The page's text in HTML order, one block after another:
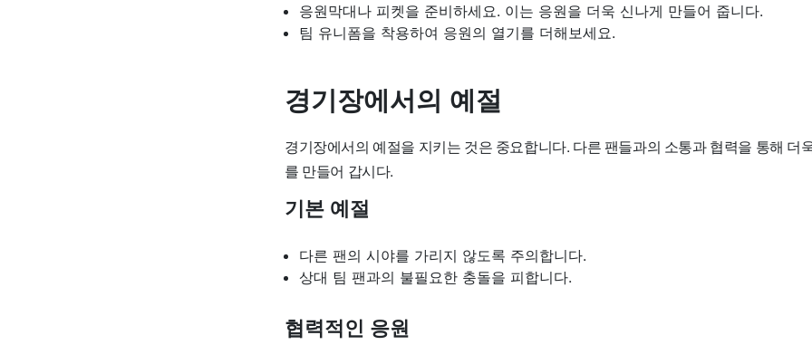
응원막대나 피켓을 준비하세요. 이는 응원을 더욱 신나게 만들어 줍니다.
팀 유니폼을 착용하여 응원의 열기를 더해보세요.
경기장에서의 예절
경기장에서의 예절을 지키는 것은 중요합니다. 다른 팬들과의 소통과 협력을 통해 더
를 만들어 갑시다.
기본 예절
다른 팬의 시야를 가리지 않도록 주의합니다.
상대 팀 팬과의 불필요한 충돌을 피합니다.
협력적인 응원